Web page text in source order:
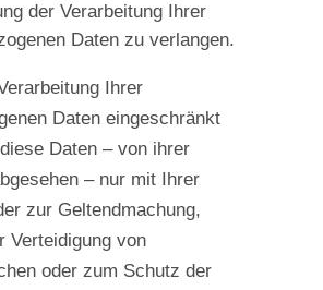
der Verarbeitung Ihrer
Daten zu verlangen.
Ihrer
Daten eingeschränkt
Daten – von ihrer
– nur mit Ihrer
zur Geltendmachung,
Verteidigung von
oder zum Schutz der